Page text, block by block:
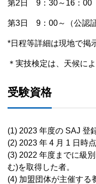
第2日 9：30～16：00
第3日 9：00～（公認証
*日程等詳細は現地で掲
＊実技検定は、天候に
受験資格
(1) 2023 年度の SAJ 登
(2) 2023 年 4 月 1 日時
(3) 2022 年度までに級
む)を取得した者。
(4) 加盟団体が主催する